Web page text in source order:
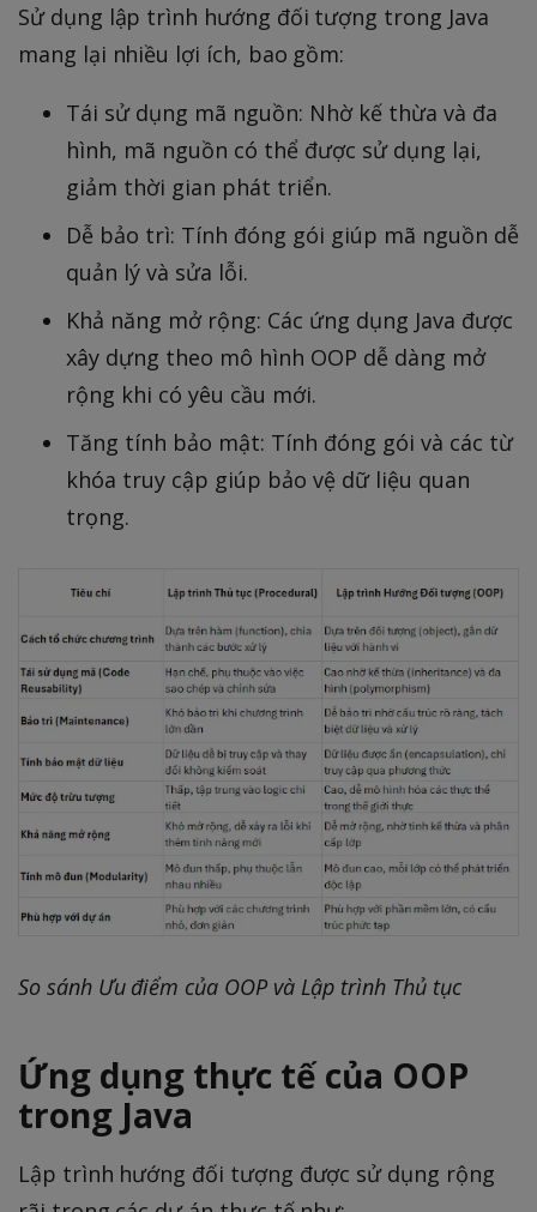
Sử dụng lập trình hướng đối tượng trong Java
mang lại nhiều lợi ích, bao gồm:
Tái sử dụng mã nguồn: Nhờ kế thừa và đa
hình, mã nguồn có thể được sử dụng lại,
giảm thời gian phát triển.
Dễ bảo trì: Tính đóng gói giúp mã nguồn dễ
quản lý và sửa lỗi.
Khả năng mở rộng: Các ứng dụng Java được
xây dựng theo mô hình OOP dễ dàng mở
rộng khi có yêu cầu mới.
Tăng tính bảo mật: Tính đóng gói và các từ
khóa truy cập giúp bảo vệ dữ liệu quan
trọng.
So sánh Ưu điểm của OOP và Lập trình Thủ tục
Ứng dụng thực tế của OOP
trong Java
Lập trình hướng đối tượng được sử dụng rộng